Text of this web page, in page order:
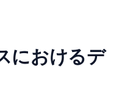
におけるデ